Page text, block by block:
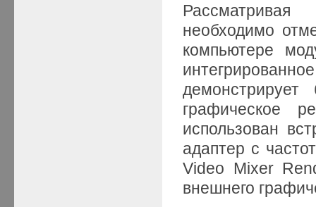
Рассматривая
необходимо
компьютере
демонстрирует
графическое
использован
адаптер с
Video Mixer
внешнего